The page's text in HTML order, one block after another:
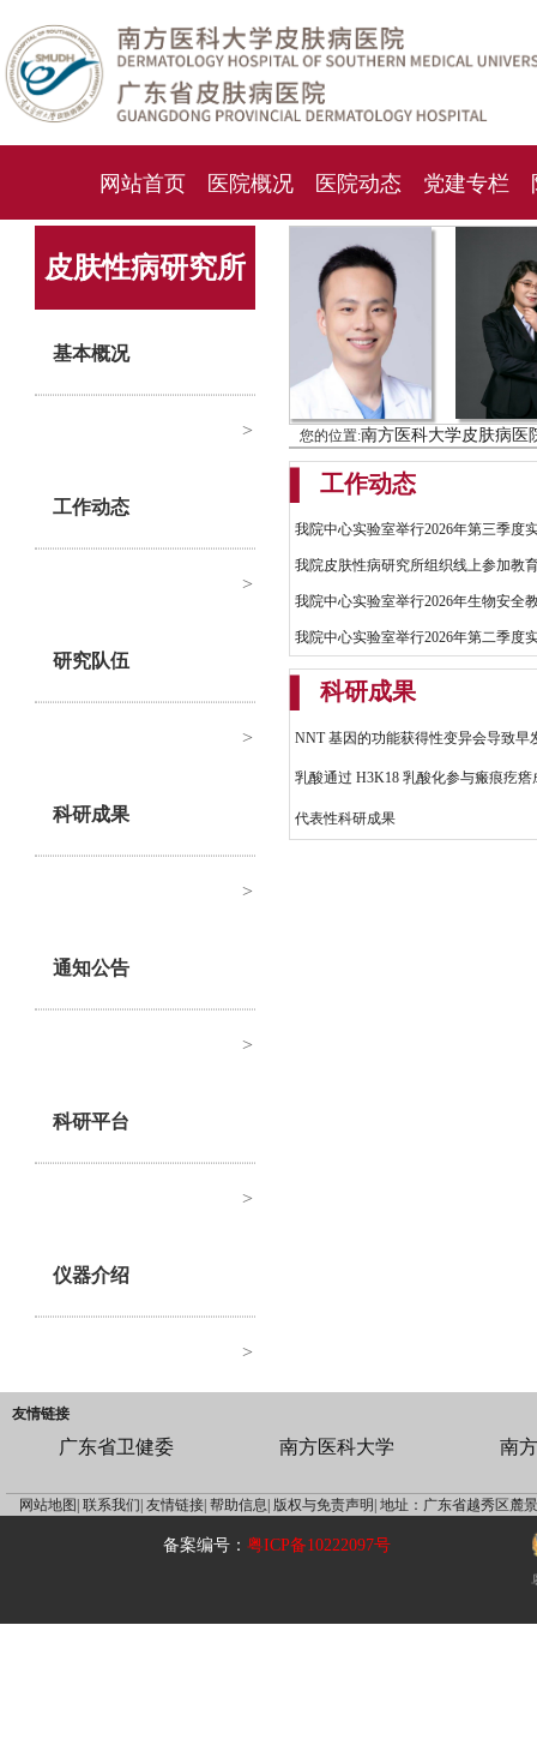
网站首页 医院概况 医院动态 党建专栏
化妆品检测中心 期刊杂志 就诊指南 人才
皮肤性病研究所
基本概况
>
工作动态
>
研究队伍
>
科研成果
>
通知公告
>
科研平台
>
仪器介绍
>
您的位置:南方医科大学皮肤病医
工作动态
我院中心实验室举行2026年第三季度
我院皮肤性病研究所组织线上参加教
我院中心实验室举行2026年生物安全
我院中心实验室举行2026年第二季度
科研成果
NNT 基因的功能获得性变异会导致早
乳酸通过 H3K18 乳酸化参与瘢痕疙
代表性科研成果
友情链接
广东省卫健委 南方医科大学 南
网站地图| 联系我们| 友情链接| 帮助信息| 版权与免责声明| 地址：广东省越秀区麓
备案编号：粤ICP备10222097号